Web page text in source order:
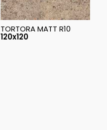
TORTORA MATT R10
120x120